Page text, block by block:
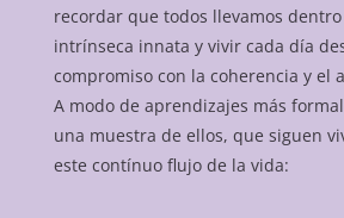
recordar que todos llevamos
intrínseca innata y vivir cada día
compromiso con la coherencia y el
A modo de aprendizajes más
una muestra de ellos, que siguen
este contínuo flujo de la vida: